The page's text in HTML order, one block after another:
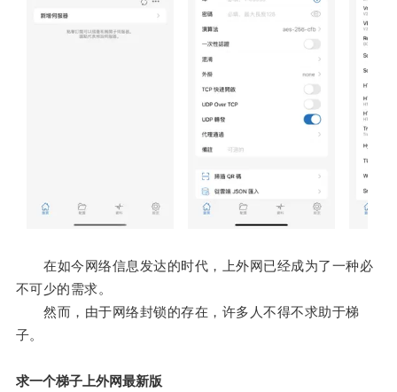
在如今网络信息发达的时代，上外网已经成为了一种必
不可少的需求。
然而，由于网络封锁的存在，许多人不得不求助于梯
子。
求一个梯子上外网最新版